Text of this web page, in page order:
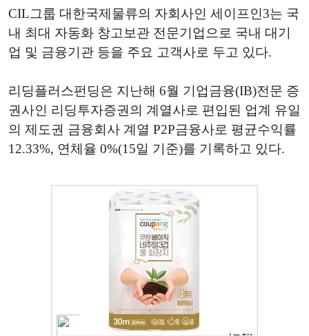
CIL그룹 대한국제물류의 자회사인 세이프인3는 국
내 최대 자동화 창고보관 전문기업으로 국내 대기
업 및 금융기관 등을 주요 고객사로 두고 있다.
리딩플러스펀딩은 지난해 6월 기업금융(IB)전문 증
권사인 리딩투자증권의 계열사로 편입된 업계 유일
의 제도권 금융회사 계열 P2P금융사로 평균수익률
12.33%, 연체율 0%(15일 기준)를 기록하고 있다.